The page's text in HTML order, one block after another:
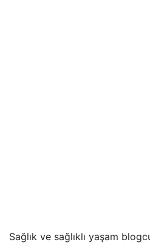
Sağlık ve sağlıklı yaşam